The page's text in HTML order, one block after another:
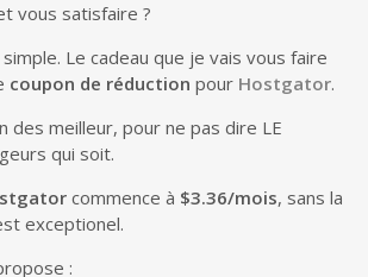
vous satisfaire ?
Le cadeau que je vais vous faire
coupon de réduction pour Hostgator.
des meilleur, pour ne pas dire LE
qui soit.
commence à $3.36/mois, sans la
exceptionel.
: